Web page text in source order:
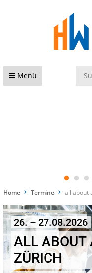
Menü
Home Termine all about
26. – 27.08.2026
ALL ABOUT
ZÜRICH